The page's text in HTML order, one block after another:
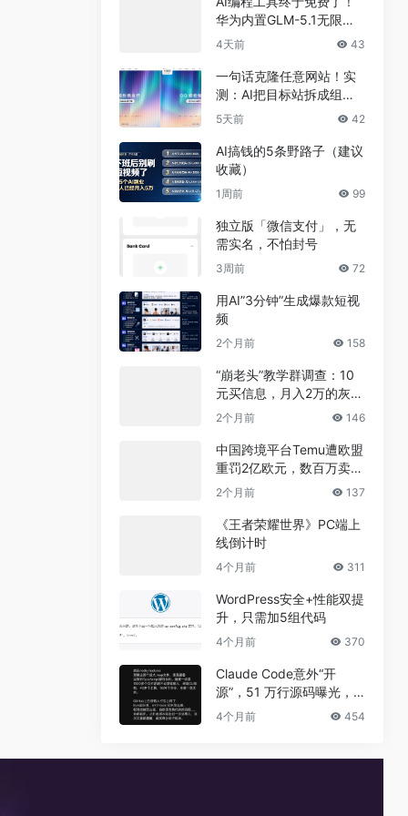
华为内置GLM-5.1无限
用，npm装完就能写代码
4天前 43
一句话克隆任意网站！实
测：AI把目标站拆成组
件，差异不到5%
5天前 42
AI搞钱的5条野路子（建议
收藏）
1周前 99
独立版「微信支付」，无
需实名，不怕封号
3周前 72
用AI”3分钟”生成爆款短视
频
2个月前 158
“崩老头”教学群调查：10
元买信息，月入2万的灰色
兼职真相
2个月前 146
中国跨境平台Temu遭欧盟
重罚2亿欧元，数百万卖家
恐受牵连
2个月前 137
《王者荣耀世界》PC端上
线倒计时
4个月前 311
WordPress安全+性能双提
升，只需加5组代码
4个月前 370
Claude Code意外“开
源”，51 万行源码曝光，
但真正的秘密没有泄露
4个月前 454